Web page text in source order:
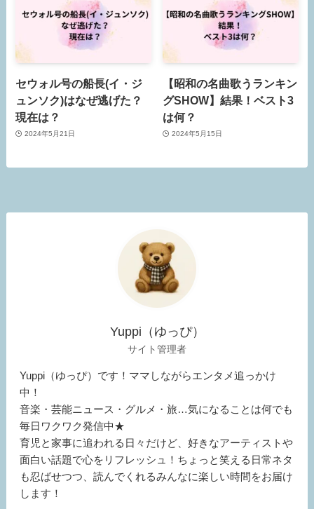
セウォル号の船長(イ・ジ
ュンソク)はなぜ逃げた？
現在は？
2024年5月21日
【昭和の名曲歌うランキン
グSHOW】結果！ベスト3
は何？
2024年5月15日
Yuppi（ゆっぴ）
サイト管理者
Yuppi（ゆっぴ）です！ママしながらエンタメ追っかけ
中！
音楽・芸能ニュース・グルメ・旅…気になることは何でも
毎日ワクワク発信中★
育児と家事に追われる日々だけど、好きなアーティストや
面白い話題で心をリフレッシュ！ちょっと笑える日常ネタ
も忍ばせつつ、読んでくれるみんなに楽しい時間をお届け
します！